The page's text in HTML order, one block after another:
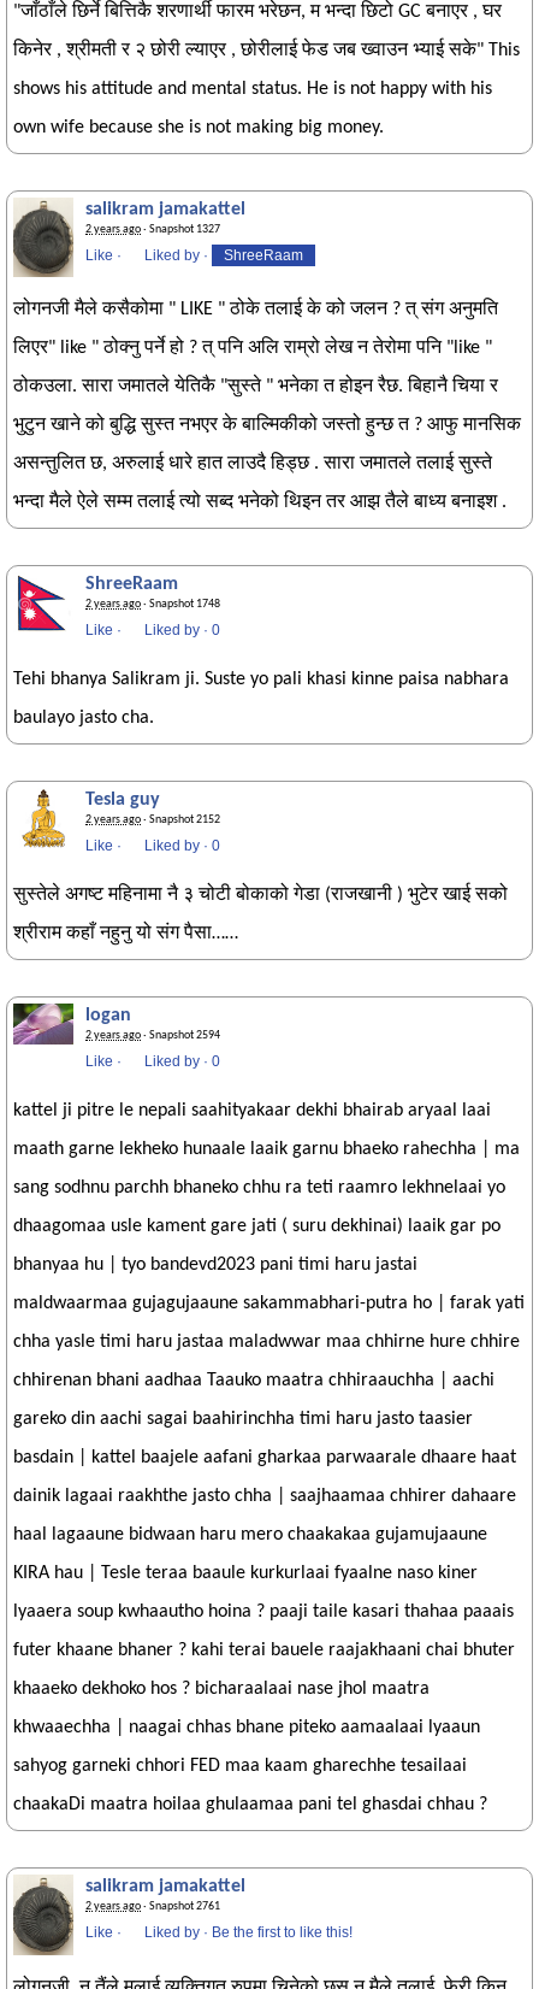
"जाँठाँले छिर्ने बित्तिकै शरणार्थी फारम भरेछन, म भन्दा छिटो GC बनाएर , घर
किनेर , श्रीमती र २ छोरी ल्याएर , छोरीलाई फेड जब ख्वाउन भ्याई सके" This
shows his attitude and mental status. He is not happy with his
own wife because she is not making big money.
salikram jamakattel
2 years ago· Snapshot 1327
Like · Liked by · ShreeRaam
लोगनजी मैले कसैकोमा " LIKE " ठोके तलाई के को जलन ? त् संग अनुमति
लिएर" like " ठोक्नु पर्ने हो ? त् पनि अलि राम्रो लेख न तेरोमा पनि "like "
ठोकउला. सारा जमातले येतिकै "सुस्ते " भनेका त होइन रैछ. बिहानै चिया र
भुटुन खाने को बुद्धि सुस्त नभएर के बाल्मिकीको जस्तो हुन्छ त ? आफु मानसिक
असन्तुलित छ, अरुलाई धारे हात लाउदै हिड्छ . सारा जमातले तलाई सुस्ते
भन्दा मैले ऐले सम्म तलाई त्यो सब्द भनेको थिइन तर आझ तैले बाध्य बनाइश .
ShreeRaam
2 years ago· Snapshot 1748
Like · Liked by · 0
Tehi bhanya Salikram ji. Suste yo pali khasi kinne paisa nabhara
baulayo jasto cha.
Tesla guy
2 years ago· Snapshot 2152
Like · Liked by · 0
सुस्तेले अगष्ट महिनामा नै ३ चोटी बोकाको गेडा (राजखानी ) भुटेर खाई सको
श्रीराम कहाँ नहुनु यो संग पैसा……
logan
2 years ago· Snapshot 2594
Like · Liked by · 0
kattel ji pitre le nepali saahityakaar dekhi bhairab aryaal laai
maath garne lekheko hunaale laaik garnu bhaeko rahechha | ma
sang sodhnu parchh bhaneko chhu ra teti raamro lekhnelaai yo
dhaagomaa usle kament gare jati ( suru dekhinai) laaik gar po
bhanyaa hu | tyo bandevd2023 pani timi haru jastai
maldwaarmaa gujagujaaune sakammabhari-putra ho | farak yati
chha yasle timi haru jastaa maladwwar maa chhirne hure chhire
chhirenan bhani aadhaa Taauko maatra chhiraauchha | aachi
gareko din aachi sagai baahirinchha timi haru jasto taasier
basdain | kattel baajele aafani gharkaa parwaarale dhaare haat
dainik lagaai raakhthe jasto chha | saajhaamaa chhirer dahaare
haal lagaaune bidwaan haru mero chaakakaa gujamujaaune
KIRA hau | Tesle teraa baaule kurkurlaai fyaalne naso kiner
lyaaera soup kwhaautho hoina ? paaji taile kasari thahaa paaais
futer khaane bhaner ? kahi terai bauele raajakhaani chai bhuter
khaaeko dekhoko hos ? bicharaalaai nase jhol maatra
khwaaechha | naagai chhas bhane piteko aamaalaai lyaaun
sahyog garneki chhori FED maa kaam gharechhe tesailaai
chaakaDi maatra hoilaa ghulaamaa pani tel ghasdai chhau ?
salikram jamakattel
2 years ago· Snapshot 2761
Like · Liked by · Be the first to like this!